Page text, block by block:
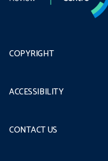
COPYRIGHT
ACCESSIBILITY
CONTACT US